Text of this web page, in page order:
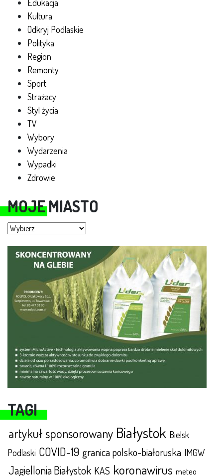
Edukacja
Kultura
Odkryj Podlaskie
Polityka
Region
Remonty
Sport
Strażacy
Styl życia
TV
Wybory
Wydarzenia
Wypadki
Zdrowie
MOJE MIASTO
Moje miasto
TAGI
artykuł sponsorowany Białystok Bielsk
Podlaski COVID-19 granica polsko-białoruska IMGW
Jagiellonia Białystok KAS koronawirus meteo